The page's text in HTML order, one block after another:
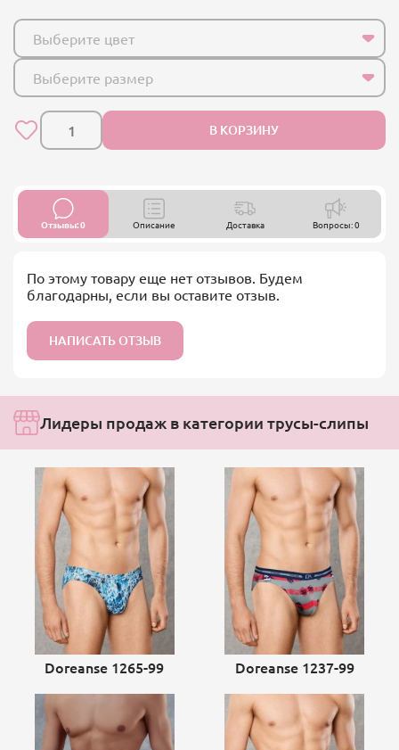
Выберите цвет
Выберите размер
В КОРЗИНУ
Отзывы: 0 Описание Доставка Вопросы: 0
По этому товару еще нет отзывов. Будем
благодарны, если вы оставите отзыв.
НАПИСАТЬ ОТЗЫВ
Лидеры продаж в категории трусы-слипы
Doreanse 1265-99 Doreanse 1237-99